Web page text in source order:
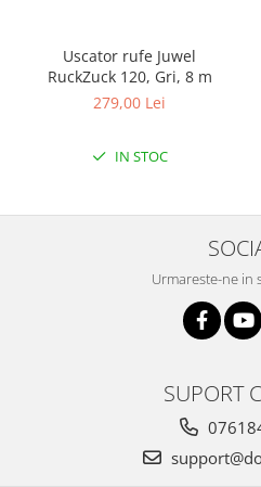
Uscator rufe Juwel
RuckZuck 120, Gri, 8 m
279,00 Lei
IN STOC
Urmareste-ne in
SUPORT